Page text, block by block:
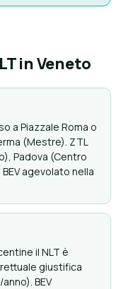
in Veneto
a Piazzale Roma o
(Mestre). ZTL
Padova (Centro
agevolato nella
il NLT è
giustifica
BEV